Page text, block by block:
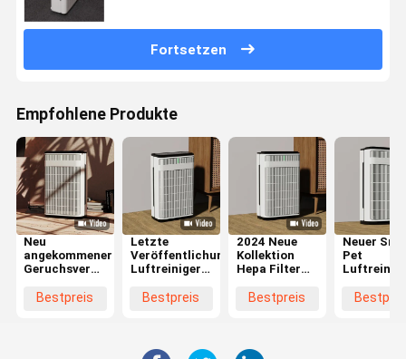
Fortsetzen
Empfohlene Produkte
Neu
angekommener
Geruchsvernichter
Haustierluftreiniger
Bestpreis
Letzte
Veröffentlichungen
Luftreiniger
Adsorption
Entfernen
Bestpreis
2024 Neue
Kollektion
Hepa Filter
Haustier
Bestpreis
Neuer
Pet
Steuerung